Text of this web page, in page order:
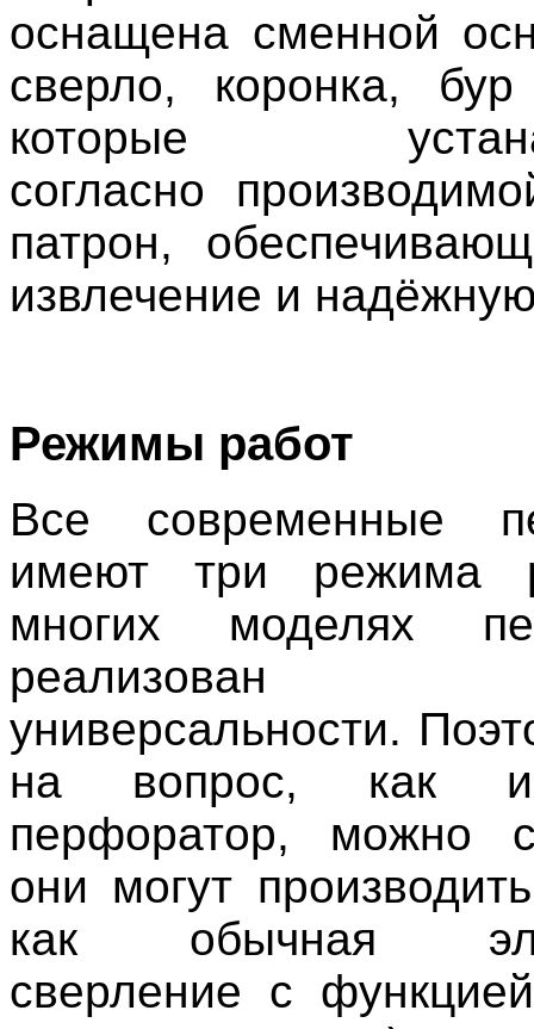
оснащена сменной
сверло, коронка,
которые
согласно
патрон,
извлечение и
Режимы работ
Все современные
имеют три режима
многих моделях
реализован
универсальности.
на вопрос, как
перфоратор, можно
они могут
как обычная
сверление с